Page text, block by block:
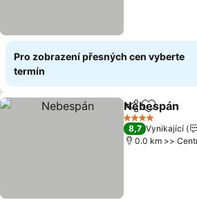
Pro zobrazení přesných cen vyberte
termín
SdíletPřidat
Nebespán
4 Počet hvězdiček
8,7 Vynikající
0.0 km >>